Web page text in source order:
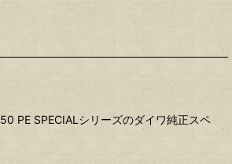
PE SPECIALシリーズのダイワ純正スペ